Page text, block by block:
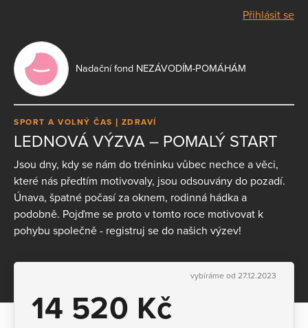
Přihlásit se
Nadační fond NEZÁVODÍM-POMÁHÁM
SPORT A VOLNÝ ČAS ZDRAVÍ
LEDNOVÁ VÝZVA – POMALÝ START
Jsou dny, kdy se nám do tréninku vůbec nechce a věci,
které nás předtím motivovaly, jsou odsouvány do pozadí.
Únava, špatné počasí za oknem, rodinná hádka a
podobně. Pojďme se proto v tomto roce motivovat k
pohybu společně - registruj se do našich výzev!
vybíráme od 27.12.2023
14 520 Kč